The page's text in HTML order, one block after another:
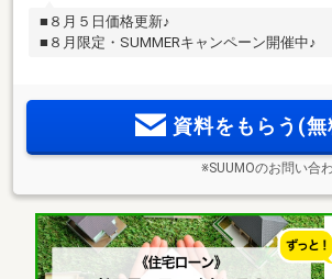
■８月５日価格更新♪
■８月限定・SUMMERキャンペーン開催中♪
資料をもらう(無
※SUUMOのお問い合